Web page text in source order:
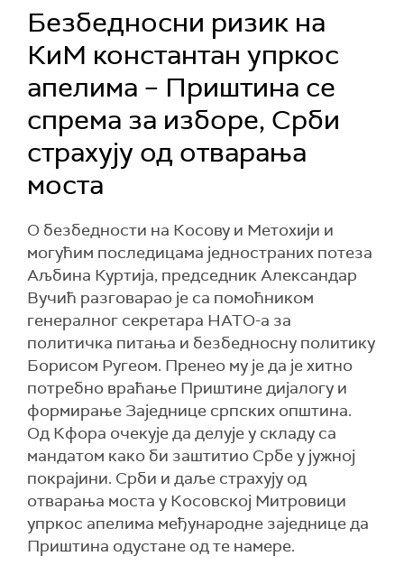
Безбедносни ризик на
КиМ константан упркос
апелима – Приштина се
спрема за изборе, Срби
страхују од отварања
моста
О безбедности на Косову и Метохији и
могућим последицама једностраних потеза
Аљбина Куртија, председник Александар
Вучић разговарао је са помоћником
генералног секретара НАТО-а за
политичка питања и безбедносну политику
Борисом Ругеом. Пренео му је да је хитно
потребно враћање Приштине дијалогу и
формирање Заједнице српских општина.
Од Кфора очекује да делује у складу са
мандатом како би заштитио Србе у јужној
покрајини. Срби и даље страхују од
отварања моста у Косовској Митровици
упркос апелима међународне заједнице да
Приштина одустане од те намере.